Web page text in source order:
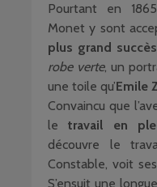
Pourtant en
Monet y sont
plus grand succès
robe verte, un
une toile qu’Emile
Convaincu que
letravail en
découvre le
Constable, voit
S’ensuit une